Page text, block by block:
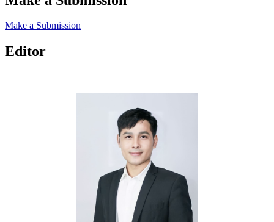
Make a Submission
Editor